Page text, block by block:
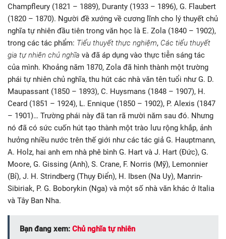
Champfleury (1821 – 1889), Duranty (1933 – 1896), G. Flaubert
(1820 – 1870). Người đề xướng về cương lĩnh cho lý thuyết chủ
nghĩa tự nhiên đầu tiên trong văn học là E. Zola (1840 – 1902),
trong các tác phẩm: Tiểu thuyết thực nghiệm, Các tiểu thuyết
gia tự nhiên chủ nghĩa và đã áp dụng vào thực tiễn sáng tác
của mình. Khoảng năm 1870, Zola đã hình thành một trường
phái tự nhiên chủ nghĩa, thu hút các nhà văn tên tuổi như G. D.
Maupassant (1850 – 1893), C. Huysmans (1848 – 1907), H.
Ceard (1851 – 1924), L. Ennique (1850 – 1902), P. Alexis (1847
– 1901)… Trường phái này đã tan rã mười năm sau đó. Nhưng
nó đã có sức cuốn hút tạo thành một trào lưu rộng khắp, ảnh
hưởng nhiều nước trên thế giới như các tác giả G. Hauptmann,
A. Holz, hai anh em nhà phê bình G. Hart và J. Hart (Đức), G.
Moore, G. Gissing (Anh), S. Crane, F. Norris (Mỹ), Lemonnier
(Bỉ), J. H. Strindberg (Thụy Điển), H. Ibsen (Na Uy), Manrin-
Sibiriak, P. G. Boborykin (Nga) và một số nhà văn khác ở Italia
và Tây Ban Nha.
Bạn đang xem: Chủ nghĩa tự nhiên